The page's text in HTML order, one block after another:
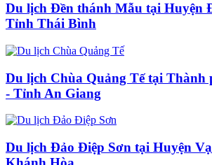
Du lịch Đền thánh Mẫu tại Huyện
Tỉnh Thái Bình
Du lịch Chùa Quảng Tế tại Thành
- Tỉnh An Giang
Du lịch Đảo Điệp Sơn tại Huyện